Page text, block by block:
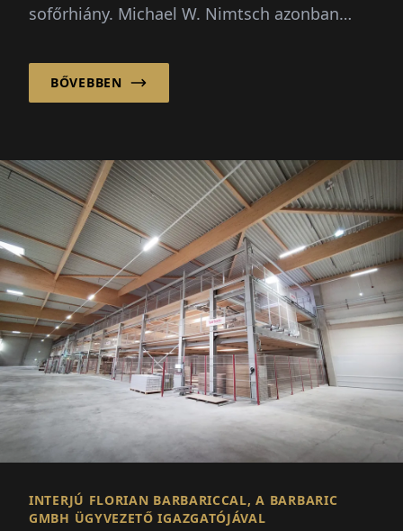
sofőrhiány. Michael W. Nimtsch azonban
BŐVEBBEN
INTERJÚ FLORIAN BARBARICCAL, A BARBARIC
GMBH ÜGYVEZETŐ IGAZGATÓJÁVAL